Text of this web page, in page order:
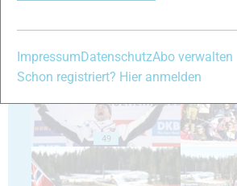
49
Impressum DatenschutzAbo verwalten
Schon registriert? Hier anmelden